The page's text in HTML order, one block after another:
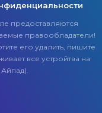
предоставляются
правообладатели!
его удалить, пишите
все устройтва на